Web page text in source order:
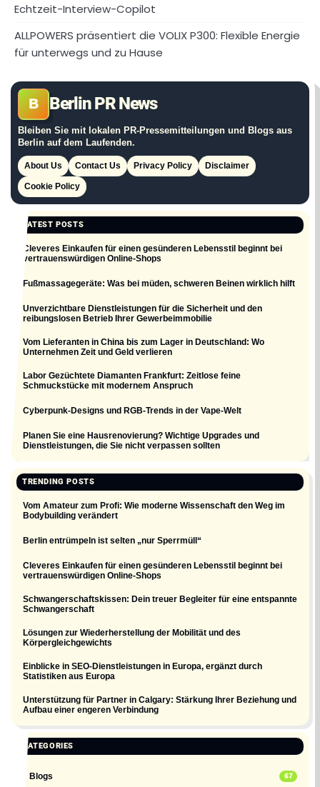
Echtzeit-Interview-Copilot
ALLPOWERS präsentiert die VOLIX P300: Flexible Energie
für unterwegs und zu Hause
B Berlin PR News
Bleiben Sie mit lokalen PR-Pressemitteilungen und Blogs aus
Berlin auf dem Laufenden.
About Us Contact Us Privacy Policy Disclaimer
Cookie Policy
LATEST POSTS
Cleveres Einkaufen für einen gesünderen Lebensstil beginnt bei
vertrauenswürdigen Online-Shops
Fußmassagegeräte: Was bei müden, schweren Beinen wirklich hilft
Unverzichtbare Dienstleistungen für die Sicherheit und den
reibungslosen Betrieb Ihrer Gewerbeimmobilie
Vom Lieferanten in China bis zum Lager in Deutschland: Wo
Unternehmen Zeit und Geld verlieren
Labor Gezüchtete Diamanten Frankfurt: Zeitlose feine
Schmuckstücke mit modernem Anspruch
Cyberpunk-Designs und RGB-Trends in der Vape-Welt
Planen Sie eine Hausrenovierung? Wichtige Upgrades und
Dienstleistungen, die Sie nicht verpassen sollten
TRENDING POSTS
Vom Amateur zum Profi: Wie moderne Wissenschaft den Weg im
Bodybuilding verändert
Berlin entrümpeln ist selten „nur Sperrmüll“
Cleveres Einkaufen für einen gesünderen Lebensstil beginnt bei
vertrauenswürdigen Online-Shops
Schwangerschaftskissen: Dein treuer Begleiter für eine entspannte
Schwangerschaft
Lösungen zur Wiederherstellung der Mobilität und des
Körpergleichgewichts
Einblicke in SEO-Dienstleistungen in Europa, ergänzt durch
Statistiken aus Europa
Unterstützung für Partner in Calgary: Stärkung Ihrer Beziehung und
Aufbau einer engeren Verbindung
CATEGORIES
Blogs 67